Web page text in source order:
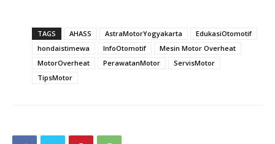
TAGS AHASS AstraMotorYogyakarta
EdukasiOtomotif
hondaistimewa
InfoOtomotif
Mesin Motor Overheat
MotorOverheat
PerawatanMotor
ServisMotor
TipsMotor